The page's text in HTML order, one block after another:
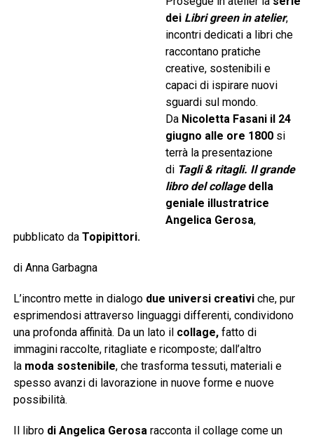
dei Libri green in atelier,
incontri dedicati a libri che
raccontano pratiche
creative, sostenibili e
capaci di ispirare nuovi
sguardi sul mondo.
Da Nicoletta Fasani il 24
giugno alle ore 1800si
terrà la presentazione
di Tagli & ritagli. Il grande
libro del collagedella
geniale illustratrice
Angelica Gerosa,
pubblicato da Topipittori.
di Anna Garbagna
L’incontro mette in dialogo due universi creativiche, pur
esprimendosi attraverso linguaggi differenti, condividono
una profonda affinità. Da un lato il collage,fatto di
immagini raccolte, ritagliate e ricomposte; dall’altro
la moda sostenibile, che trasforma tessuti, materiali e
spesso avanzi di lavorazione in nuove forme e nuove
possibilità.
Il libro di Angelica Gerosaracconta il collage come un